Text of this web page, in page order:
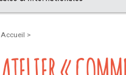
Accueil >